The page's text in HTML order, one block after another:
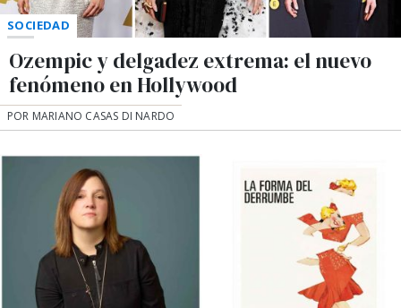
SOCIEDAD
Ozempic y delgadez extrema: el nuevo
fenómeno en Hollywood
POR MARIANO CASAS DI NARDO